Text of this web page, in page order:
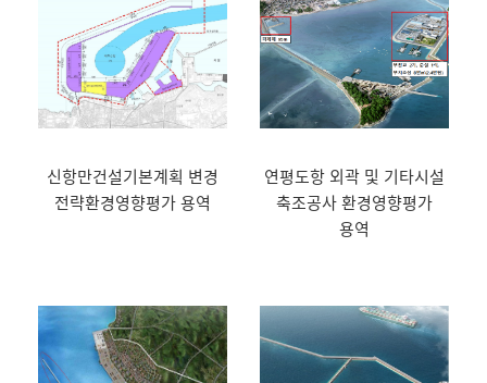
신항만건설기본계획 변경
전략환경영향평가 용역
연평도항 외곽 및 기타시설
축조공사 환경영향평가
용역